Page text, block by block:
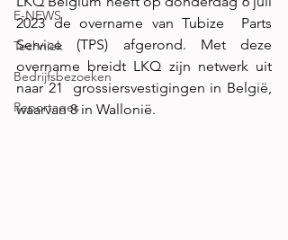
E-NEWS
Techniek
Bedrijfsbezoeken
Reportages
2023 de overname van Tubize  Parts
Service (TPS) afgerond. Met deze
overname breidt LKQ zijn netwerk uit
naar 21  grossiersvestigingen in België,
waarvan 8 in Wallonië.